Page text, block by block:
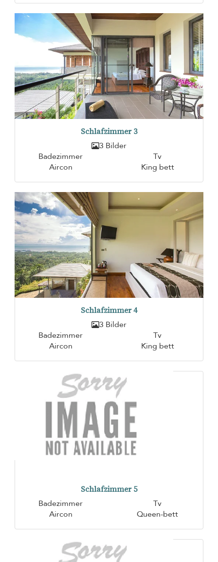
Schlafzimmer 3
3 Bilder
Badezimmer
Tv
Aircon
King bett
Schlafzimmer 4
3 Bilder
Badezimmer
Tv
Aircon
King bett
Schlafzimmer 5
Badezimmer
Tv
Aircon
Queen-bett